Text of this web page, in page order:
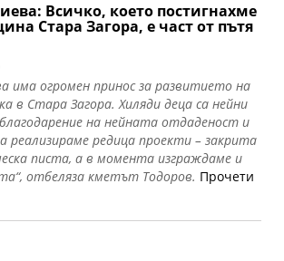
Всичко, което постигнахме
Стара Загора, е част от пътя
има огромен принос за развитието на
в Стара Загора. Хиляди деца са нейни
на нейната отдаденост и
реализираме редица проекти – закрита
писта, а в момента изграждаме и
отбеляза кметът Тодоров. Прочети